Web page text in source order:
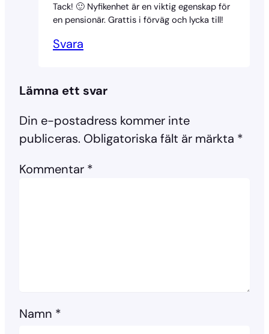
Tack! 🙂 Nyfikenhet är en viktig egenskap för
en pensionär. Grattis i förväg och lycka till!
Svara
Lämna ett svar
Din e-postadress kommer inte
publiceras. Obligatoriska fält är märkta *
Kommentar *
Namn *